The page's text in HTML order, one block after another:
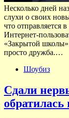
Несколько дней
слухи о своих
что отправляется
Интернет-
«Закрытой школы»
просто дружба.…
Шоубиз
Сдали
обратилась